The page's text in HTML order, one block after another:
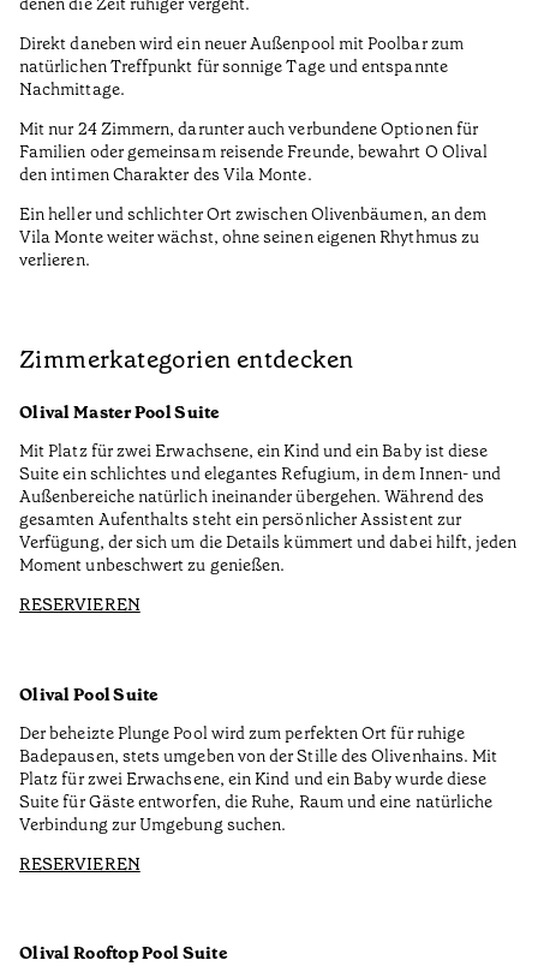
Direkt daneben wird ein neuer Außenpool mit Poolbar zum
natürlichen Treffpunkt für sonnige Tage und entspannte
Nachmittage.
Mit nur 24 Zimmern, darunter auch verbundene Optionen für
Familien oder gemeinsam reisende Freunde, bewahrt O Olival
den intimen Charakter des Vila Monte.
Ein heller und schlichter Ort zwischen Olivenbäumen, an dem
Vila Monte weiter wächst, ohne seinen eigenen Rhythmus zu
verlieren.
Zimmerkategorien entdecken
Olival Master Pool Suite
Mit Platz für zwei Erwachsene, ein Kind und ein Baby ist diese
Suite ein schlichtes und elegantes Refugium, in dem Innen- und
Außenbereiche natürlich ineinander übergehen. Während des
gesamten Aufenthalts steht ein persönlicher Assistent zur
Verfügung, der sich um die Details kümmert und dabei hilft, jeden
Moment unbeschwert zu genießen.
RESERVIEREN
Olival Pool Suite
Der beheizte Plunge Pool wird zum perfekten Ort für ruhige
Badepausen, stets umgeben von der Stille des Olivenhains. Mit
Platz für zwei Erwachsene, ein Kind und ein Baby wurde diese
Suite für Gäste entworfen, die Ruhe, Raum und eine natürliche
Verbindung zur Umgebung suchen.
RESERVIEREN
Olival Rooftop Pool Suite